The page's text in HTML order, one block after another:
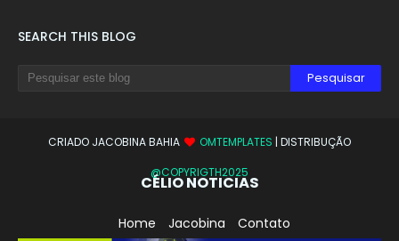
SEARCH THIS BLOG
CRIADO JACOBINA BAHIA OMTEMPLATES | DISTRIBUÇÃO
@COPYRIGTH2025
CÉLIO NOTICIAS
Home Jacobina Contato